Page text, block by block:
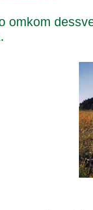
omkom